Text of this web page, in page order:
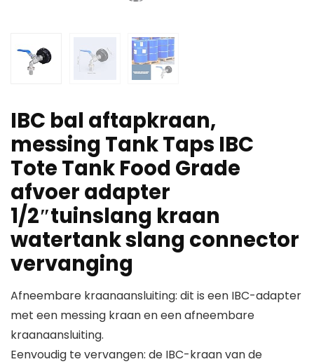
IBC bal aftapkraan,
messing Tank Taps IBC
Tote Tank Food Grade
afvoer adapter
1/2″tuinslang kraan
watertank slang connector
vervanging
Afneembare kraanaansluiting: dit is een IBC-adapter
met een messing kraan en een afneembare
kraanaansluiting.
Eenvoudig te vervangen: de IBC-kraan van de